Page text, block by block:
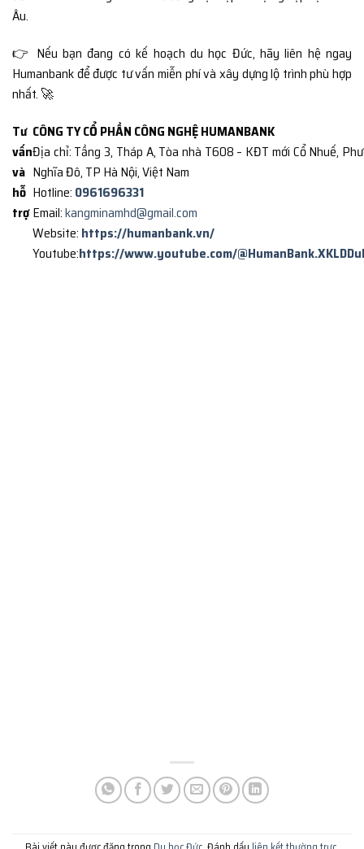
Âu.
👉 Nếu bạn đang có kế hoạch du học Đức, hãy liên hệ ngay
Humanbank để được tư vấn miễn phí và xây dựng lộ trình phù hợp
nhất. 🚀
Tư
vấn
và
hỗ
trợ
CÔNG TY CỔ PHẦN CÔNG NGHỆ HUMANBANK
Địa chỉ: Tầng 3, Tháp A, Tòa nhà T608 – KĐT mới Cổ Nhuế,
Nghĩa Đô, TP Hà Nội, Việt Nam
Hotline: 0961696331
Email:kangminamhd@gmail.com
Website: https://humanbank.vn/
Youtube:https://www.youtube.com/